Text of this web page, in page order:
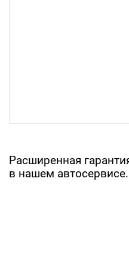
Расширенная
в нашем автосервисе.